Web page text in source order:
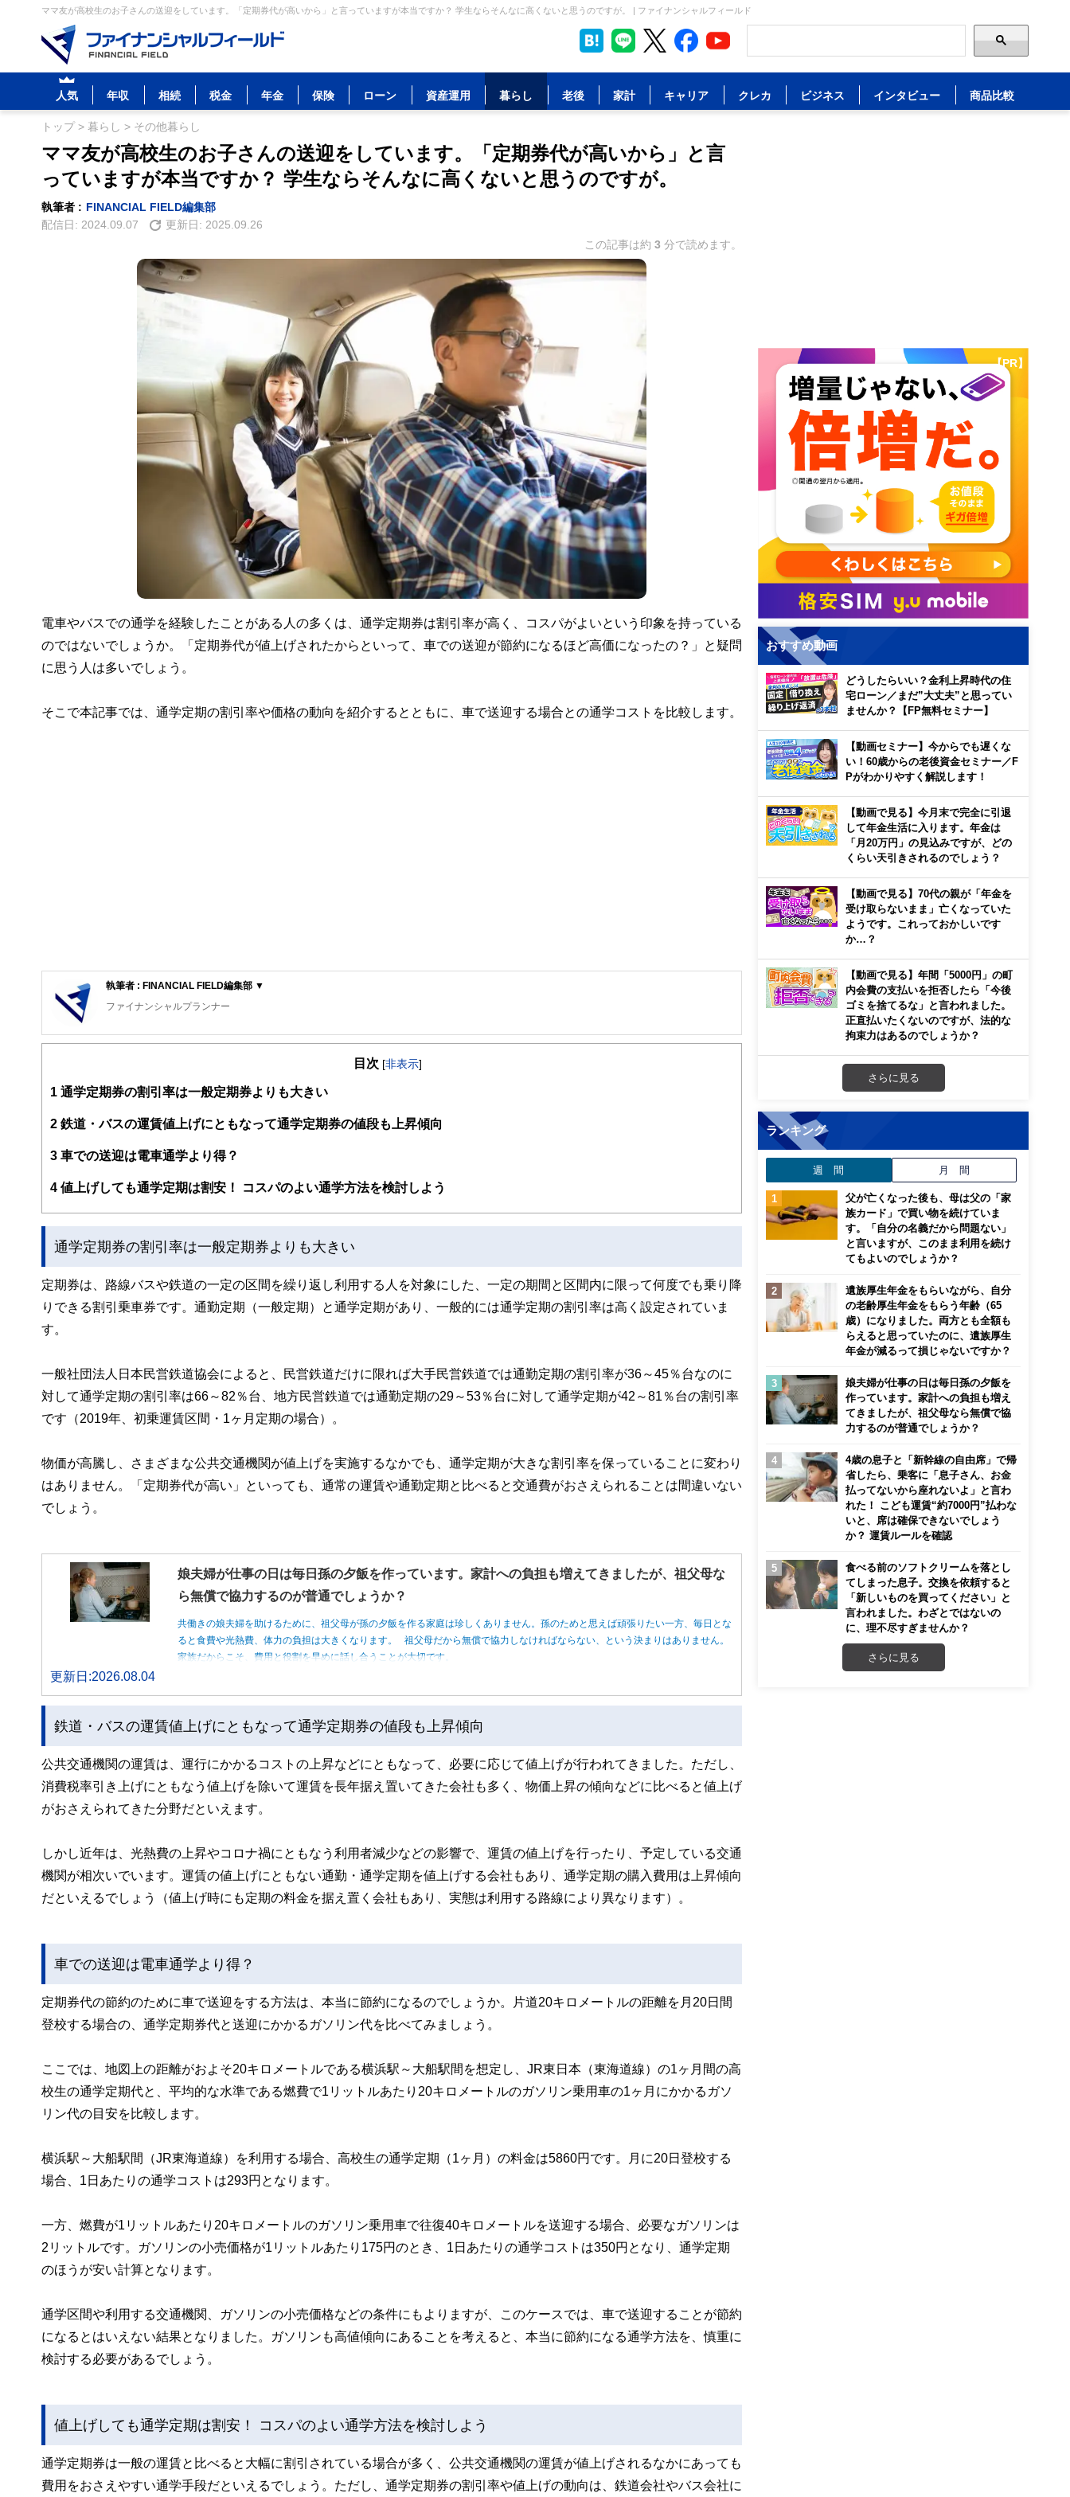
ママ友が高校生のお子さんの送迎をしています。「定期券代が高いから」と言っていますが本当ですか？ 学生ならそんなに高くないと思うのですが。 | ファイナンシャルフィールド
人気 年収 相続 税金 年金 保険 ローン 資産運用 暮らし 老後 家計 キャリア クレカ ビジネス インタビュー 商品比較
トップ> 暮らし > その他暮らし
ママ友が高校生のお子さんの送迎をしています。「定期券代が高いから」と言
っていますが本当ですか？ 学生ならそんなに高くないと思うのですが。
執筆者 : FINANCIAL FIELD編集部
配信日: 2024.09.07 更新日: 2025.09.26
この記事は約 3 分で読めます。
電車やバスでの通学を経験したことがある人の多くは、通学定期券は割引率が高く、コスパがよいという印象を持っている
のではないでしょうか。「定期券代が値上げされたからといって、車での送迎が節約になるほど高価になったの？」と疑問
に思う人は多いでしょう。
そこで本記事では、通学定期の割引率や価格の動向を紹介するとともに、車で送迎する場合との通学コストを比較します。
執筆者 : FINANCIAL FIELD編集部 ▼
ファイナンシャルプランナー
FinancialField編集部は、金融、経済に関する記事を、日々の暮らしにどのような影響を与えるかという視点で、お金の知識がない方でも理解でき
案から記事掲載まですべての工程に関わることで、読者目線のコンテンツを追求しています。
FinancialFieldの特徴は、ファイナンシャルプランナー、弁護士、税理士、宅地建物取引士、相続診断士、住宅ローンアドバイザー、DCプランナ
ー、公認会計士、社会保険労務士、行政書士、投資アナリスト、キャリアコンサルタントなど150名以上の有資格者を執筆者・監修者として迎
と、読み応えのあるコンテンツと確かな情報発信を実現しています。
私たちは、快適でより良い生活のアイデアを提供するお金のコンシェルジュを目指します。
目次 [非表示]
1 通学定期券の割引率は一般定期券よりも大きい
2 鉄道・バスの運賃値上げにともなって通学定期券の値段も上昇傾向
3 車での送迎は電車通学より得？
4 値上げしても通学定期は割安！ コスパのよい通学方法を検討しよう
通学定期券の割引率は一般定期券よりも大きい
定期券は、路線バスや鉄道の一定の区間を繰り返し利用する人を対象にした、一定の期間と区間内に限って何度でも乗り降
りできる割引乗車券です。通勤定期（一般定期）と通学定期があり、一般的には通学定期の割引率は高く設定されていま
す。
一般社団法人日本民営鉄道協会によると、民営鉄道だけに限れば大手民営鉄道では通勤定期の割引率が36～45％台なのに
対して通学定期の割引率は66～82％台、地方民営鉄道では通勤定期の29～53％台に対して通学定期が42～81％台の割引率
です（2019年、初乗運賃区間・1ヶ月定期の場合）。
物価が高騰し、さまざまな公共交通機関が値上げを実施するなかでも、通学定期が大きな割引率を保っていることに変わり
はありません。「定期券代が高い」といっても、通常の運賃や通勤定期と比べると交通費がおさえられることは間違いない
でしょう。
娘夫婦が仕事の日は毎日孫の夕飯を作っています。家計への負担も増えてきましたが、祖父母な
ら無償で協力するのが普通でしょうか？
共働きの娘夫婦を助けるために、祖父母が孫の夕飯を作る家庭は珍しくありません。孫のためと思えば頑張りたい一方、毎日とな
ると食費や光熱費、体力の負担は大きくなります。 祖父母だから無償で協力しなければならない、という決まりはありません。
家族だからこそ、費用と役割を早めに話し合うことが大切です。
更新日:2026.08.04
鉄道・バスの運賃値上げにともなって通学定期券の値段も上昇傾向
公共交通機関の運賃は、運行にかかるコストの上昇などにともなって、必要に応じて値上げが行われてきました。ただし、
消費税率引き上げにともなう値上げを除いて運賃を長年据え置いてきた会社も多く、物価上昇の傾向などに比べると値上げ
がおさえられてきた分野だといえます。
しかし近年は、光熱費の上昇やコロナ禍にともなう利用者減少などの影響で、運賃の値上げを行ったり、予定している交通
機関が相次いでいます。運賃の値上げにともない通勤・通学定期を値上げする会社もあり、通学定期の購入費用は上昇傾向
だといえるでしょう（値上げ時にも定期の料金を据え置く会社もあり、実態は利用する路線により異なります）。
車での送迎は電車通学より得？
定期券代の節約のために車で送迎をする方法は、本当に節約になるのでしょうか。片道20キロメートルの距離を月20日間
登校する場合の、通学定期券代と送迎にかかるガソリン代を比べてみましょう。
ここでは、地図上の距離がおよそ20キロメートルである横浜駅～大船駅間を想定し、JR東日本（東海道線）の1ヶ月間の高
校生の通学定期代と、平均的な水準である燃費で1リットルあたり20キロメートルのガソリン乗用車の1ヶ月にかかるガソ
リン代の目安を比較します。
横浜駅～大船駅間（JR東海道線）を利用する場合、高校生の通学定期（1ヶ月）の料金は5860円です。月に20日登校する
場合、1日あたりの通学コストは293円となります。
一方、燃費が1リットルあたり20キロメートルのガソリン乗用車で往復40キロメートルを送迎する場合、必要なガソリンは
2リットルです。ガソリンの小売価格が1リットルあたり175円のとき、1日あたりの通学コストは350円となり、通学定期
のほうが安い計算となります。
通学区間や利用する交通機関、ガソリンの小売価格などの条件にもよりますが、このケースでは、車で送迎することが節約
になるとはいえない結果となりました。ガソリンも高値傾向にあることを考えると、本当に節約になる通学方法を、慎重に
検討する必要があるでしょう。
値上げしても通学定期は割安！ コスパのよい通学方法を検討しよう
通学定期券は一般の運賃と比べると大幅に割引されている場合が多く、公共交通機関の運賃が値上げされるなかにあっても
費用をおさえやすい通学手段だといえるでしょう。ただし、通学定期券の割引率や値上げの動向は、鉄道会社やバス会社に
【PR】
おすすめ動画
どうしたらいい？金利上昇時代の住
宅ローン／まだ”大丈夫”と思ってい
ませんか？【FP無料セミナー】
【動画セミナー】今からでも遅くな
い！60歳からの老後資金セミナー／F
Pがわかりやすく解説します！
【動画で見る】今月末で完全に引退
して年金生活に入ります。年金は
「月20万円」の見込みですが、どの
くらい天引きされるのでしょう？
【動画で見る】70代の親が「年金を
受け取らないまま」亡くなっていた
ようです。これっておかしいです
か…？
【動画で見る】年間「5000円」の町
内会費の支払いを拒否したら「今後
ゴミを捨てるな」と言われました。
正直払いたくないのですが、法的な
拘束力はあるのでしょうか？
さらに見る
ランキング
週 間 月 間
父が亡くなった後も、母は父の「家
族カード」で買い物を続けていま
す。「自分の名義だから問題ない」
と言いますが、このまま利用を続け
てもよいのでしょうか？
遺族厚生年金をもらいながら、自分
の老齢厚生年金をもらう年齢（65
歳）になりました。両方とも全額も
らえると思っていたのに、遺族厚生
年金が減るって損じゃないですか？
娘夫婦が仕事の日は毎日孫の夕飯を
作っています。家計への負担も増え
てきましたが、祖父母なら無償で協
力するのが普通でしょうか？
4歳の息子と「新幹線の自由席」で帰
省したら、乗客に「息子さん、お金
払ってないから座れないよ」と言わ
れた！ こども運賃“約7000円”払わな
いと、席は確保できないでしょう
か？ 運賃ルールを確認
食べる前のソフトクリームを落とし
てしまった息子。交換を依頼すると
「新しいものを買ってください」と
言われました。わざとではないの
に、理不尽すぎませんか？
さらに見る